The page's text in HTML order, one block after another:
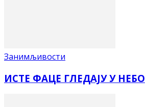
Занимљивости
ИСТЕ ФАЦЕ ГЛЕДАЈУ У НЕБО